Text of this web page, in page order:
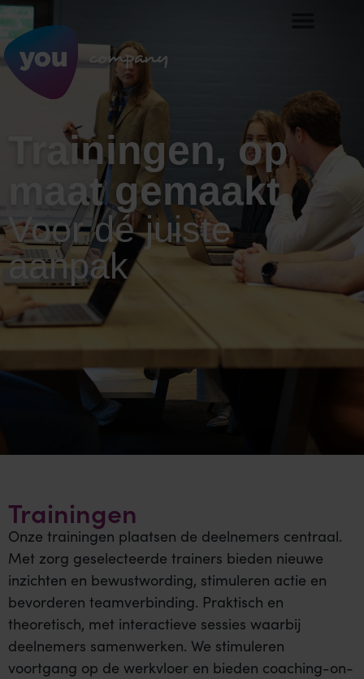
Trainingen, op
maat gemaakt
Voor dé juiste
aanpak
Trainingen
Onze trainingen plaatsen de deelnemers centraal.
Met zorg geselecteerde trainers bieden nieuwe
inzichten en bewustwording, stimuleren actie en
bevorderen teamverbinding. Praktisch en
theoretisch, met interactieve sessies waarbij
deelnemers samenwerken. We stimuleren
voortgang op de werkvloer en bieden coaching-on-